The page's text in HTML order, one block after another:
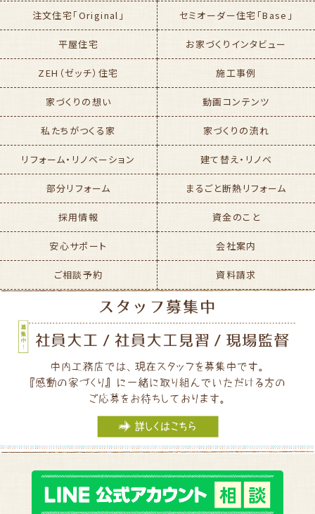
注文住宅「Original」 セミオーダー住宅「Base」
平屋住宅 お家づくりインタビュー
ZEH（ゼッチ）住宅 施工事例
家づくりの想い 動画コンテンツ
私たちがつくる家 家づくりの流れ
リフォーム・リノベーション 建て替え・リノベ
部分リフォーム まるごと断熱リフォーム
採用情報 資金のこと
安心サポート 会社案内
ご相談予約 資料請求